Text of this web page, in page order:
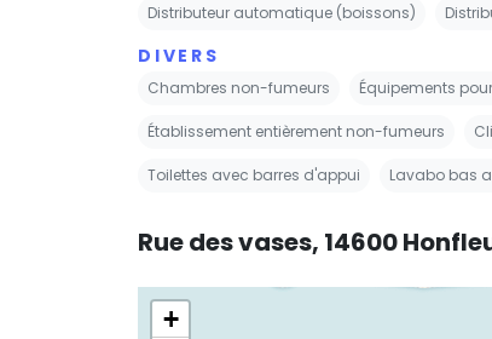
Distributeur automatique (boissons)
DIVERS
Chambres non-fumeurs Équipements
Établissement entièrement non-fumeurs
Toilettes avec barres d'appui Lavabo bas
Rue des vases, 14600
+